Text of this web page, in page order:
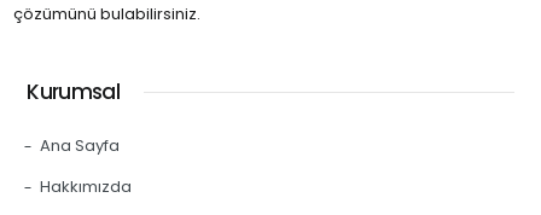
çözümünü bulabilirsiniz.
Kurumsal
Ana Sayfa
Hakkımızda